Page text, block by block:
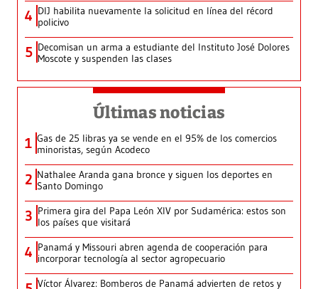
4 DIJ habilita nuevamente la solicitud en línea del récord
policivo
5 Decomisan un arma a estudiante del Instituto José Dolores
Moscote y suspenden las clases
Últimas noticias
1 Gas de 25 libras ya se vende en el 95% de los comercios
minoristas, según Acodeco
2 Nathalee Aranda gana bronce y siguen los deportes en
Santo Domingo
3 Primera gira del Papa León XIV por Sudamérica: estos son
los países que visitará
4 Panamá y Missouri abren agenda de cooperación para
incorporar tecnología al sector agropecuario
Víctor Álvarez: Bomberos de Panamá advierten de retos y